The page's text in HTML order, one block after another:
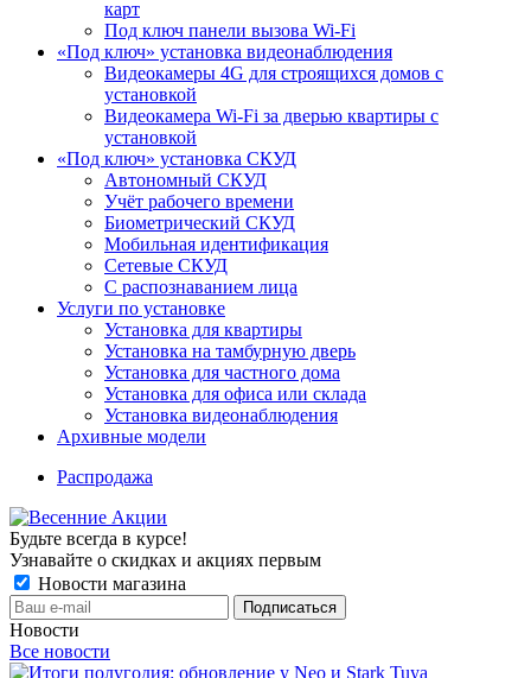
карт
Под ключ панели вызова Wi-Fi
«Под ключ» установка видеонаблюдения
Видеокамеры 4G для строящихся домов с
установкой
Видеокамера Wi-Fi за дверью квартиры с
установкой
«Под ключ» установка СКУД
Автономный СКУД
Учёт рабочего времени
Биометрический СКУД
Мобильная идентификация
Сетевые СКУД
С распознаванием лица
Услуги по установке
Установка для квартиры
Установка на тамбурную дверь
Установка для частного дома
Установка для офиса или склада
Установка видеонаблюдения
Архивные модели
Распродажа
Будьте всегда в курсе!
Узнавайте о скидках и акциях первым
Новости магазина
Новости
Все новости